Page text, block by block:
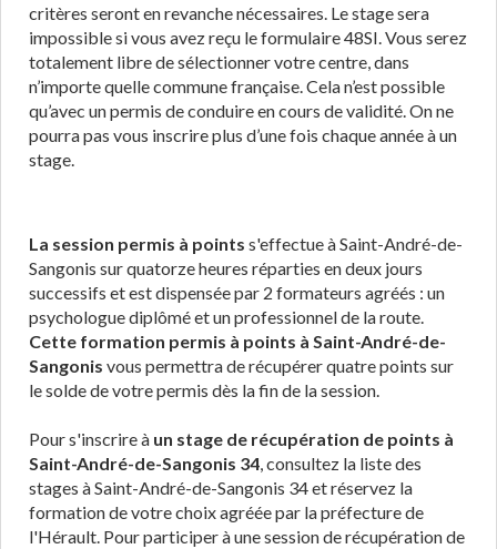
critères seront en revanche nécessaires. Le stage sera
impossible si vous avez reçu le formulaire 48SI. Vous serez
totalement libre de sélectionner votre centre, dans
n’importe quelle commune française. Cela n’est possible
qu’avec un permis de conduire en cours de validité. On ne
pourra pas vous inscrire plus d’une fois chaque année à un
stage.
La session permis à points s'effectue à Saint-André-de-
Sangonis sur quatorze heures réparties en deux jours
successifs et est dispensée par 2 formateurs agréés : un
psychologue diplômé et un professionnel de la route.
Cette formation permis à points à Saint-André-de-
Sangonis vous permettra de récupérer quatre points sur
le solde de votre permis dès la fin de la session.
Pour s'inscrire à un stage de récupération de points à
Saint-André-de-Sangonis 34, consultez la liste des
stages à Saint-André-de-Sangonis 34 et réservez la
formation de votre choix agréée par la préfecture de
l'Hérault. Pour participer à une session de récupération de